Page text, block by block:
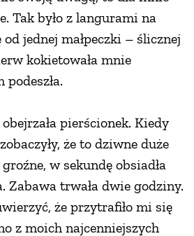
Tak było z langurami na
od jednej małpeczki – ślicznej
kokietowała mnie
obejrzała pierścionek. Kiedy
że to dziwne duże
w sekundę obsiadła
Zabawa trwała dwie godziny.
że przytrafiło mi się
z moich najcenniejszych